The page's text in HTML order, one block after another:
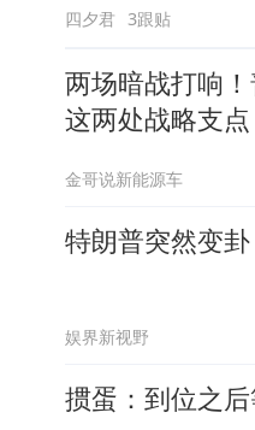
四夕君 3跟贴
两场暗战打响
这两处战略支
金哥说新能源车
特朗普突然变
娱界新视野
掼蛋：到位之